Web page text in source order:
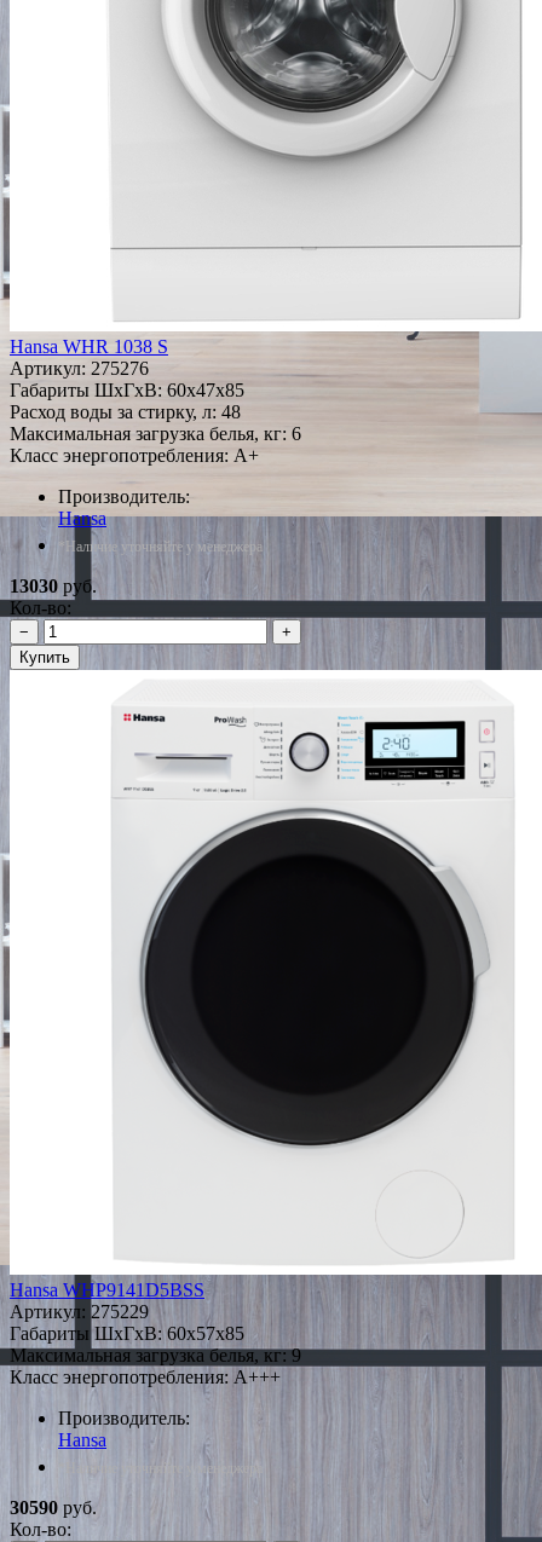
Hansa WHR 1038 S
Артикул: 275276
Габариты ШxГxВ: 60x47x85
Расход воды за стирку, л: 48
Максимальная загрузка белья, кг: 6
Класс энергопотребления: A+
Производитель:
Hansa
*Наличие уточняйте у менеджера
13030 руб.
Кол-во:
−
+
Купить
Hansa WHP9141D5BSS
Артикул: 275229
Габариты ШxГxВ: 60x57x85
Максимальная загрузка белья, кг: 9
Класс энергопотребления: A+++
Производитель:
Hansa
*Наличие уточняйте у менеджера
30590 руб.
Кол-во: